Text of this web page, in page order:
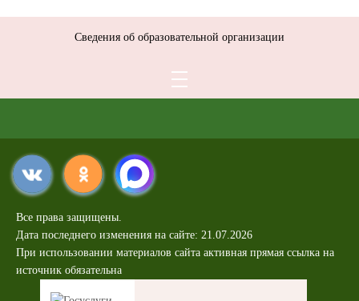
Сведения об образовательной организации
Все права защищены.
Дата последнего изменения на сайте: 21.07.2026
При использовании материалов сайта активная прямая ссылка на
источник обязательна